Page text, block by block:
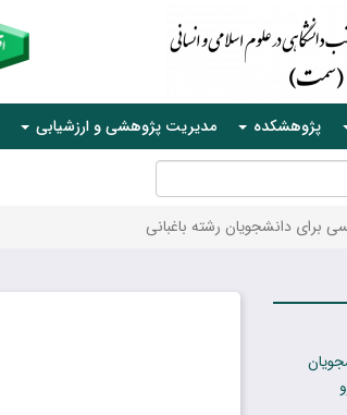
پژوهشکده مدیریت پژوهشی و ارزشیابی
برای دانشجویان رشته باغبانی